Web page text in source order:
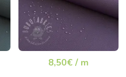
8,50€ / m